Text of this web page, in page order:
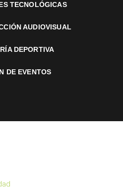
TECNOLÓGICAS
AUDIOVISUAL
DEPORTIVA
DE EVENTOS